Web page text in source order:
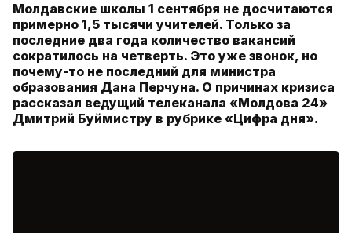
Молдавские школы 1 сентября не досчитаются
примерно 1,5 тысячи учителей. Только за
последние два года количество вакансий
сократилось на четверть. Это уже звонок, но
почему-то не последний для министра
образования Дана Перчуна. О причинах кризиса
рассказал ведущий телеканала «Молдова 24»
Дмитрий Буймистру в рубрике «Цифра дня».